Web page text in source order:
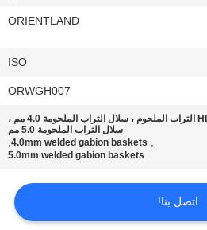
ORIENTLAND
ISO
ORWGH007
HDG التراب الملحوم ، سلال التراب الملحومة 4.0 مم ،
سلال التراب الملحومة 5.0 مم
,
4.0mm welded gabion baskets
,
5.0mm welded gabion baskets
اتصل بنا!